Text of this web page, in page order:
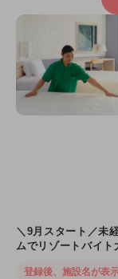
＼9月スタート／未
ムでリゾートバイト
登録後、施設名が表